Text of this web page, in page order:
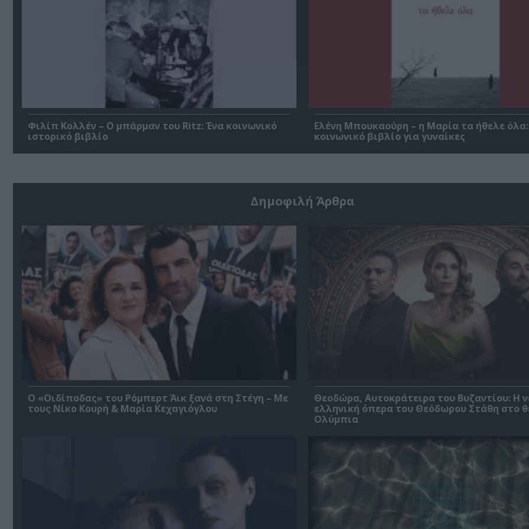
Φιλίπ Κολλέν – Ο μπάρμαν του Ritz: Ένα κοινωνικό
ιστορικό βιβλίο
Ελένη Μπουκαούρη – η Μαρία τα ήθελε
κοινωνικό βιβλίο για γυναίκες
Δημοφιλή Άρθρα
O «Οιδίποδας» του Ρόμπερτ Άικ ξανά στη Στέγη – Με
τους Νίκο Κουρή & Μαρία Κεχαγιόγλου
Θεοδώρα, Αυτοκράτειρα του Βυζαντίου: Η
ελληνική όπερα του Θεόδωρου Στάθη στο
Ολύμπια